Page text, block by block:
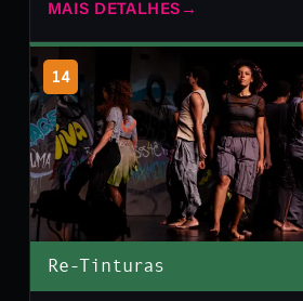
MAIS DETALHES →
14
Re-Tinturas